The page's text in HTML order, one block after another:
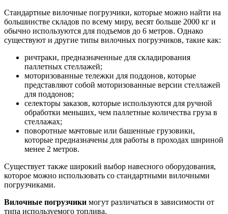
Стандартные вилочные погрузчики, которые можно найти на
большинстве складов по всему миру, весят больше 2000 кг и
обычно используются для подъемов до 6 метров. Однако
существуют и другие типы вилочных погрузчиков, такие как:
ричтраки, предназначенные для складирования
паллетных стеллажей;
моторизованные тележки для поддонов, которые
представляют собой моторизованные версии стеллажей
для поддонов;
селекторы заказов, которые используются для ручной
обработки меньших, чем паллетные количества груза в
стеллажах;
поворотные мачтовые или башенные грузовики,
которые предназначены для работы в проходах шириной
менее 2 метров.
Существует также широкий выбор навесного оборудования,
которое можно использовать со стандартными вилочными
погрузчиками.
Вилочные погрузчики могут различаться в зависимости от
типа используемого топлива.